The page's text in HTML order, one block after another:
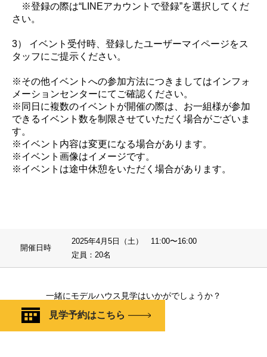
※登録の際は“LINEアカウントで登録”を選択してくだ
さい。
3） イベント受付時、登録したユーザーマイページをス
タッフにご提示ください。
※その他イベントへの参加方法につきましてはインフォ
メーションセンターにてご確認ください。
※同日に複数のイベントが開催の際は、お一組様が参加
できるイベント数を制限させていただく場合がございま
す。
※イベント内容は変更になる場合があります。
※イベント画像はイメージです。
※イベントは途中休憩をいただく場合があります。
開催日時
2025年4月5日（土） 11:00〜16:00
定員：20名
一緒にモデルハウス見学はいかがでしょうか？
見学予約はこちら